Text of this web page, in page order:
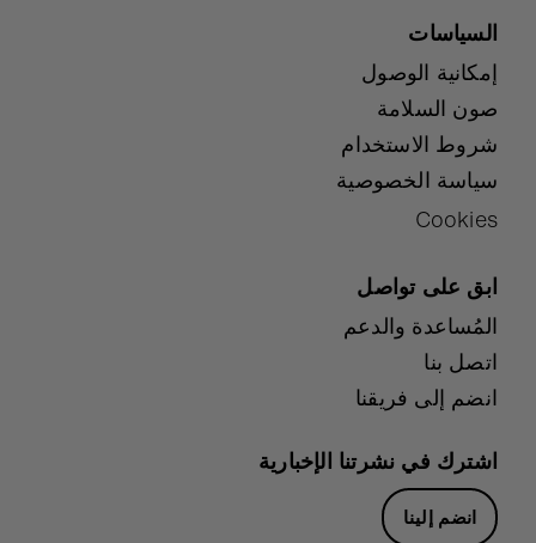
السياسات
إمكانية الوصول
صون السلامة
شروط الاستخدام
سياسة الخصوصية
Cookies
ابق على تواصل
المُساعدة والدعم
اتصل بنا
انضم إلى فريقنا
اشترك في نشرتنا الإخبارية
انضم إلينا